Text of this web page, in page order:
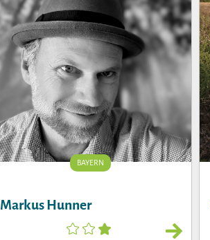
BAYERN
Markus Hunner